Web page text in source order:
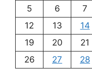
5
6 7
12
13 14
19
20 21
26
27 28